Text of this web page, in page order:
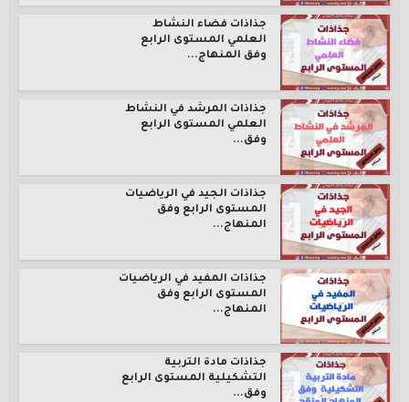
جذاذات فضاء النشاط
العلمي المستوى الرابع
وفق المنهاج...
جذاذات المرشد في النشاط
العلمي المستوى الرابع
وفق...
جذاذات الجيد في الرياضيات
المستوى الرابع وفق
المنهاج...
جذاذات المفيد في الرياضيات
المستوى الرابع وفق
المنهاج...
جذاذات مادة التربية
التشكيلية المستوى الرابع
وفق...